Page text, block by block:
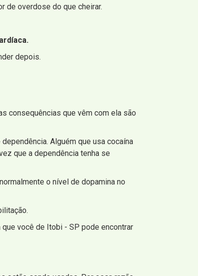
de overdose do que cheirar.
depois.
consequências que vêm com ela são
Alguém que usa cocaína
que a dependência tenha se
o nível de dopamina no
você de Itobi - SP pode encontrar